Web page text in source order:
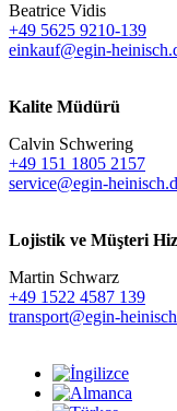
Beatrice Vidis
+49 5625 9210-139
einkauf@egin-
Kalite Müdürü
Calvin Schwering
+49 151 1805 2157
service@egin-
Lojistik ve Müşteri
Martin Schwarz
+49 1522 4587 139
transport@egin-